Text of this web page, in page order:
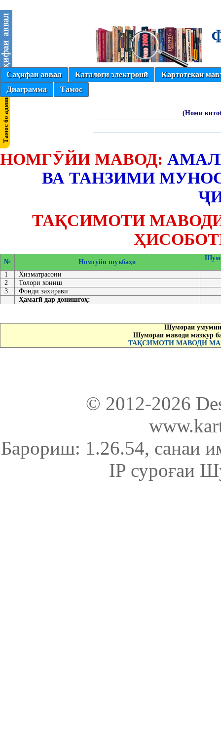
Саҳифаи аввал Каталоги электронӣ
Картотекаи
Диаграмма
Тамос
(Номи
НОМГӮЙИ МАВОД:
ВА ТАНЗИМИ
ТАҚСИМОТИ
№ Номгӯйи шӯъбаҳо
1
Хизматрасони
2
Толори хониш
3
Фонди захирави
Ҳамагӣ дар донишгоҳ:
Шумораи умумии
Шумораи маводи мазкур
ТАҚСИМОТИ МАВОДИ
© 2012-2026
Барориш: 1.26.54, санаи
IP суроғаи